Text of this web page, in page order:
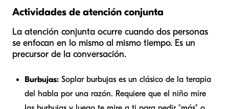
Actividades de atención conjunta
La atención conjunta ocurre cuando dos personas
se enfocan en lo mismo al mismo tiempo. Es un
precursor de la conversación.
Burbujas: Soplar burbujas es un clásico de la terapia
del habla por una razón. Requiere que el niño mire